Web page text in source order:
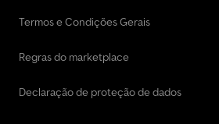
Termos e Condições Gerais
Regras do marketplace
Declaração de proteção de dados